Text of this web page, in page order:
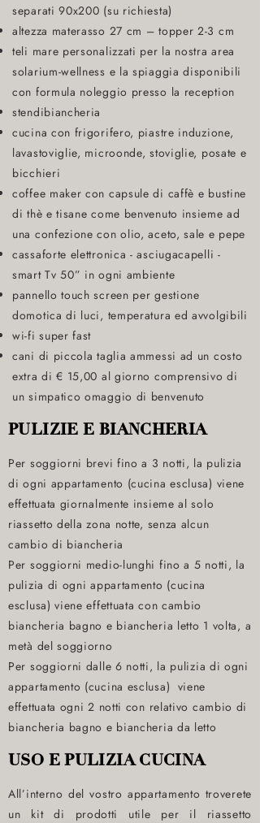
separati 90x200 (su richiesta)
altezza materasso 27 cm – topper 2-3 cm
teli mare personalizzati per la nostra area
solarium-wellness e la spiaggia disponibili
con formula noleggio presso la reception
stendibiancheria
cucina con frigorifero, piastre induzione,
lavastoviglie, microonde, stoviglie, posate e
bicchieri
coffee maker con capsule di caffè e bustine
di thè e tisane come benvenuto insieme ad
una confezione con olio, aceto, sale e pepe
cassaforte elettronica - asciugacapelli -
smart Tv 50” in ogni ambiente
pannello touch screen per gestione
domotica di luci, temperatura ed avvolgibili
wi-fi super fast
cani di piccola taglia ammessi ad un costo
extra di € 15,00 al giorno comprensivo di
un simpatico omaggio di benvenuto
PULIZIE E BIANCHERIA
Per soggiorni brevi fino a 3 notti, la pulizia
di ogni appartamento (cucina esclusa) viene
effettuata giornalmente insieme al solo
riassetto della zona notte, senza alcun
cambio di biancheria
Per soggiorni medio-lunghi fino a 5 notti, la
pulizia di ogni appartamento (cucina
esclusa) viene effettuata con cambio
biancheria bagno e biancheria letto 1 volta, a
metà del soggiorno
Per soggiorni dalle 6 notti, la pulizia di ogni
appartamento (cucina esclusa) viene
effettuata ogni 2 notti con relativo cambio di
biancheria bagno e biancheria da letto
USO E PULIZIA CUCINA
All’interno del vostro appartamento troverete
un kit di prodotti utile per il riassetto